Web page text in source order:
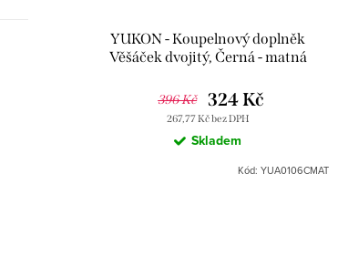
YUKON - Koupelnový doplněk
Věšáček dvojitý, Černá - matná
396 Kč
267,77 Kč bez DPH
324 Kč
Skladem
Kód:YUA0106CMAT